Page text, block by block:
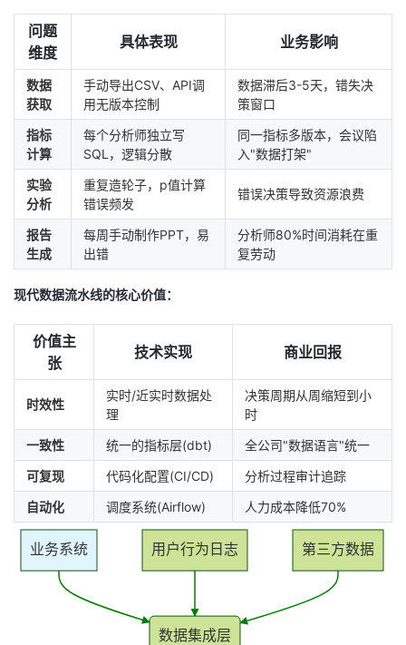
客
论
坛
的
圈
子
我
的
直
播
我
的
活
动
我
的
关
注
我
的
课
程
我
的
认
证
我
的
实
验
我
的
收
的
技
术
支
持
我
的
云
声
建
议
问题
维度
具体表现 业务影响
数据
获取
手动导出CSV、API调
用无版本控制
数据滞后3-5天，错失决
策窗口
指标
计算
每个分析师独立写
SQL，逻辑分散
同一指标多版本，会议陷
入"数据打架"
实验
分析
重复造轮子，p值计算
错误频发
错误决策导致资源浪费
报告
生成
每周手动制作PPT，易
出错
分析师80%时间消耗在重
复劳动
现代数据流水线的核心价值：
价值主
张
技术实现 商业回报
时效性
实时/近实时数据处
理
决策周期从周缩短到小
时
一致性
统一的指标层(dbt)
全公司"数据语言"统一
可复现
代码化配置(CI/CD)
分析过程审计追踪
自动化
调度系统(Airflow) 人力成本降低70%
业务系统
数据集成层
用户行为日志 第三方数据